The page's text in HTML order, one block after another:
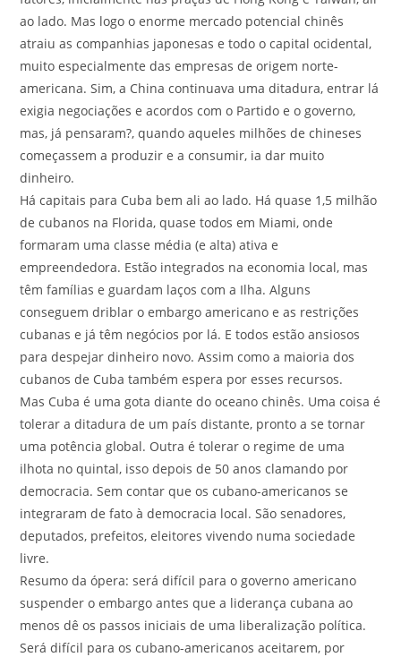
ao lado. Mas logo o enorme mercado potencial chinês
atraiu as companhias japonesas e todo o capital ocidental,
muito especialmente das empresas de origem norte-
americana. Sim, a China continuava uma ditadura, entrar lá
exigia negociações e acordos com o Partido e o governo,
mas, já pensaram?, quando aqueles milhões de chineses
começassem a produzir e a consumir, ia dar muito
dinheiro.
Há capitais para Cuba bem ali ao lado. Há quase 1,5 milhão
de cubanos na Florida, quase todos em Miami, onde
formaram uma classe média (e alta) ativa e
empreendedora. Estão integrados na economia local, mas
têm famílias e guardam laços com a Ilha. Alguns
conseguem driblar o embargo americano e as restrições
cubanas e já têm negócios por lá. E todos estão ansiosos
para despejar dinheiro novo. Assim como a maioria dos
cubanos de Cuba também espera por esses recursos.
Mas Cuba é uma gota diante do oceano chinês. Uma coisa é
tolerar a ditadura de um país distante, pronto a se tornar
uma potência global. Outra é tolerar o regime de uma
ilhota no quintal, isso depois de 50 anos clamando por
democracia. Sem contar que os cubano-americanos se
integraram de fato à democracia local. São senadores,
deputados, prefeitos, eleitores vivendo numa sociedade
livre.
Resumo da ópera: será difícil para o governo americano
suspender o embargo antes que a liderança cubana ao
menos dê os passos iniciais de uma liberalização política.
Será difícil para os cubano-americanos aceitarem, por